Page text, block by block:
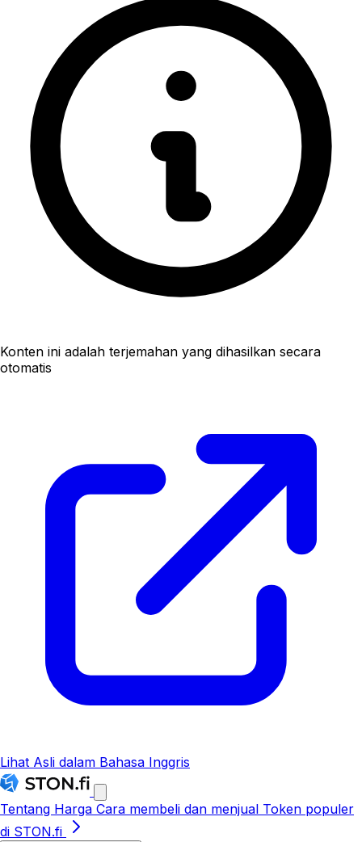
Konten ini adalah terjemahan yang dihasilkan secara
otomatis
Lihat Asli dalam Bahasa Inggris
Tentang Harga Cara membeli dan menjual Token populer
di STON.fi